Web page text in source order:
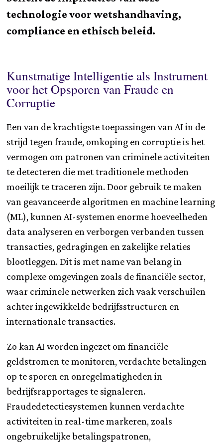
technologie voor wetshandhaving,
compliance en ethisch beleid.
Kunstmatige Intelligentie als Instrument
voor het Opsporen van Fraude en
Corruptie
Een van de krachtigste toepassingen van AI in de
strijd tegen fraude, omkoping en corruptie is het
vermogen om patronen van criminele activiteiten
te detecteren die met traditionele methoden
moeilijk te traceren zijn. Door gebruik te maken
van geavanceerde algoritmen en machine learning
(ML), kunnen AI-systemen enorme hoeveelheden
data analyseren en verborgen verbanden tussen
transacties, gedragingen en zakelijke relaties
blootleggen. Dit is met name van belang in
complexe omgevingen zoals de financiële sector,
waar criminele netwerken zich vaak verschuilen
achter ingewikkelde bedrijfsstructuren en
internationale transacties.
Zo kan AI worden ingezet om financiële
geldstromen te monitoren, verdachte betalingen
op te sporen en onregelmatigheden in
bedrijfsrapportages te signaleren.
Fraudedetectiesystemen kunnen verdachte
activiteiten in real-time markeren, zoals
ongebruikelijke betalingspatronen,